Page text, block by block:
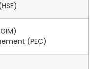
(PEC)